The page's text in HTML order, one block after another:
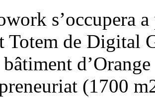
s’occupera
Totem de Digital
bâtiment
(1700